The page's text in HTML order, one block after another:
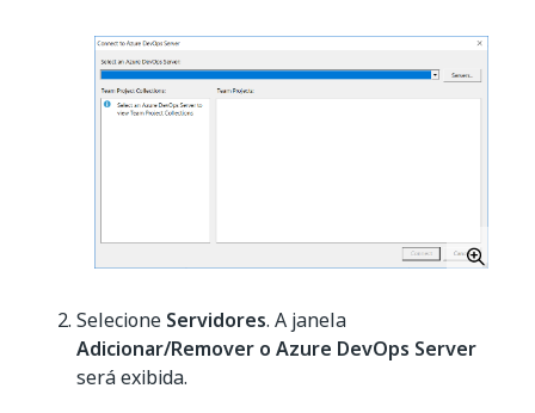
Selecione Servidores. A janela
Adicionar/Remover o Azure DevOps Server
será exibida.